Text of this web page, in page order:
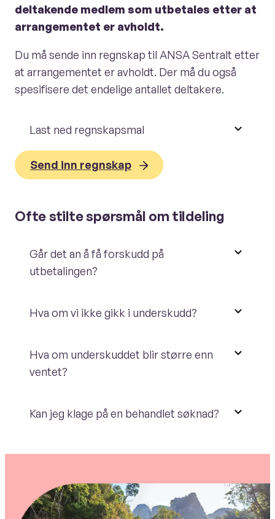
deltakende medlem som utbetales etter at
arrangementet er avholdt.
Du må sende inn regnskap til ANSA Sentralt etter
at arrangementet er avholdt. Der må du også
spesifisere det endelige antallet deltakere.
Last ned regnskapsmal
Send inn regnskap
Ofte stilte spørsmål om tildeling
Går det an å få forskudd på
utbetalingen?
Hva om vi ikke gikk i underskudd?
Hva om underskuddet blir større enn
ventet?
Kan jeg klage på en behandlet søknad?